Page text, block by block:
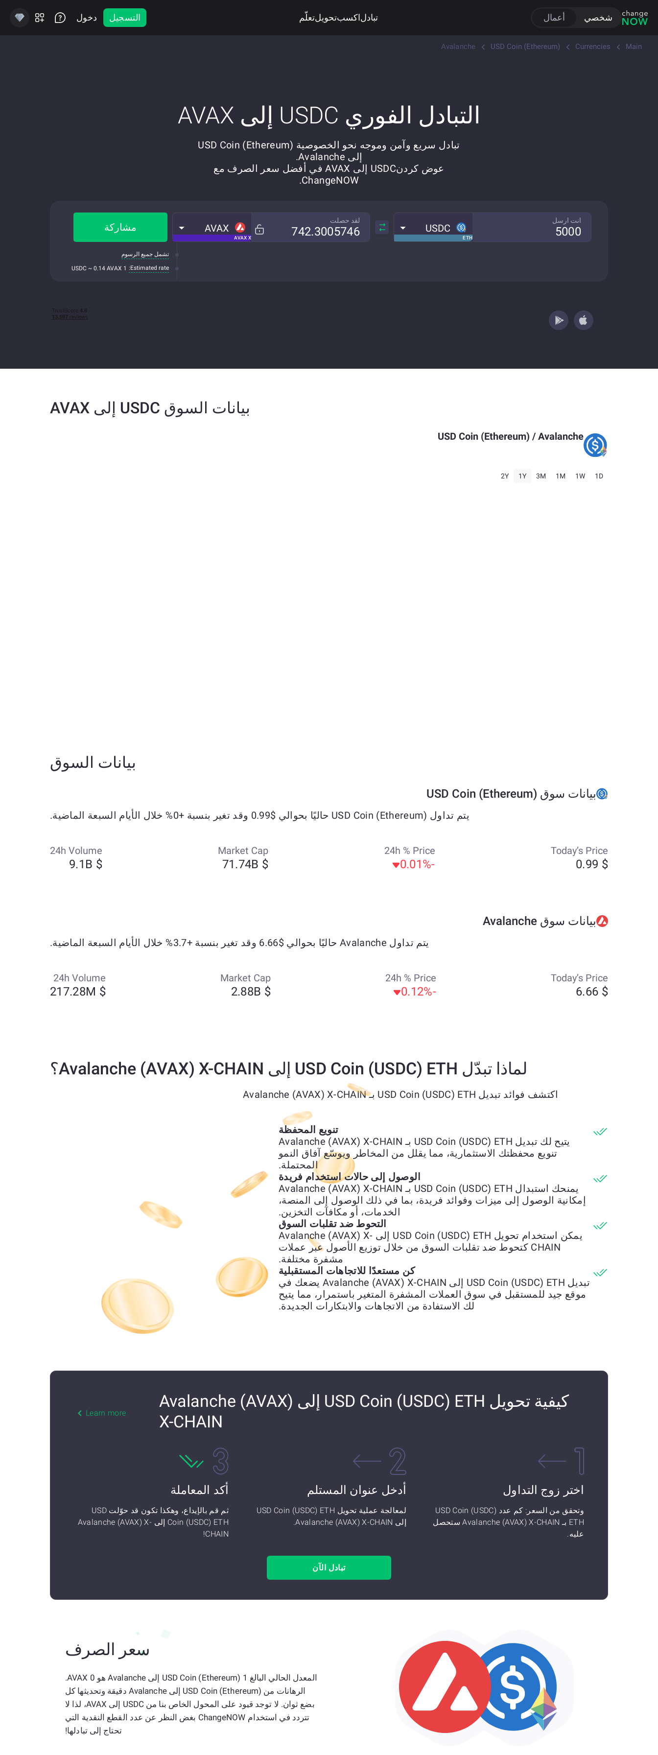
شخصي أعمال تبادلاكسبتحويلتعلّم التسجيل دخول
Main
Currencies
USD Coin (Ethereum)
Avalanche
التبادل الفوري USDC إلى AVAX
تبادل سريع وآمن وموجه نحو الخصوصية USD Coin (Ethereum)
إلى Avalanche.
عوض کردنUSDC إلى AVAX في أفضل سعر الصرف مع
ChangeNOW.
انت ارسل
ETH
USDC
تشمل جميع الرسوم
Estimated rate:
1 USDC ~ 0.14 AVAX
لقد حصلت
AVAX X
AVAX مشاركة
بيانات السوق USDC إلى AVAX
USD Coin (Ethereum) / Avalanche
1D
1W
1M
3M
1Y
2Y
بيانات السوق
بيانات سوق USD Coin (Ethereum)
يتم تداول USD Coin (Ethereum) حاليًا بحوالي $0.99 وقد تغير بنسبة +0% خلال الأيام السبعة الماضية.
Today’s Price
$ 0.99
24h % Price
-0.01%
Market Cap
$ 71.74B
24h Volume
$ 9.1B
بيانات سوق Avalanche
يتم تداول Avalanche حاليًا بحوالي $6.66 وقد تغير بنسبة +3.7% خلال الأيام السبعة الماضية.
Today’s Price
$ 6.66
24h % Price
-0.12%
Market Cap
$ 2.88B
24h Volume
$ 217.28M
لماذا تبدّل USD Coin (USDC) ETH إلى Avalanche (AVAX) X-CHAIN؟
اكتشف فوائد تبديل USD Coin (USDC) ETH بـ Avalanche (AVAX) X-CHAIN
تنويع المحفظة
يتيح لك تبديل USD Coin (USDC) ETH بـ Avalanche (AVAX) X-CHAIN
تنويع محفظتك الاستثمارية، مما يقلل من المخاطر ويوسّع آفاق النمو
المحتملة.
الوصول إلى حالات استخدام فريدة
يمنحك استبدال USD Coin (USDC) ETH بـ Avalanche (AVAX) X-CHAIN
إمكانية الوصول إلى ميزات وفوائد فريدة، بما في ذلك الوصول إلى المنصة،
الخدمات، أو مكافآت التخزين.
التحوط ضد تقلبات السوق
يمكن استخدام تحويل USD Coin (USDC) ETH إلى Avalanche (AVAX) X-
CHAIN كتحوط ضد تقلبات السوق من خلال توزيع الأصول عبر عملات
مشفرة مختلفة.
كن مستعدًا للاتجاهات المستقبلية
تبديل USD Coin (USDC) ETH إلى Avalanche (AVAX) X-CHAIN يضعك في
موقع جيد للمستقبل في سوق العملات المشفرة المتغير باستمرار، مما يتيح
لك الاستفادة من الاتجاهات والابتكارات الجديدة.
كيفية تحويل USD Coin (USDC) ETH إلى Avalanche (AVAX)
X-CHAIN
Learn more
اختر زوج التداول
وتحقق من السعر: كم عدد USD Coin (USDC)
ETH بـ Avalanche (AVAX) X-CHAIN ستحصل
عليه.
أدخل عنوان المستلم
لمعالجة عملية تحويل USD Coin (USDC) ETH
إلى Avalanche (AVAX) X-CHAIN.
أكد المعاملة
ثم قم بالإيداع، وهكذا تكون قد حوّلت USD
Coin (USDC) ETH إلى Avalanche (AVAX) X-
CHAIN!
تبادل الآن
سعر الصرف
المعدل الحالي البالغ 1 USD Coin (Ethereum) إلى Avalanche هو 0 AVAX.
الرهانات من USD Coin (Ethereum) إلى Avalanche دقيقة وتحديثها كل
بضع ثوان. لا توجد قيود على المحول الخاص بنا من USDC إلى AVAX، لذا لا
تتردد في استخدام ChangeNOW بغض النظر عن عدد القطع النقدية التي
تحتاج إلى تبادلها!